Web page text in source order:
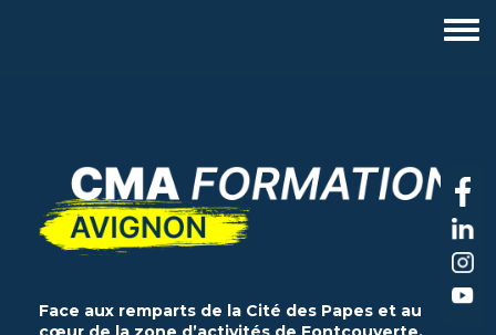
Face aux remparts de la Cité des Papes et au